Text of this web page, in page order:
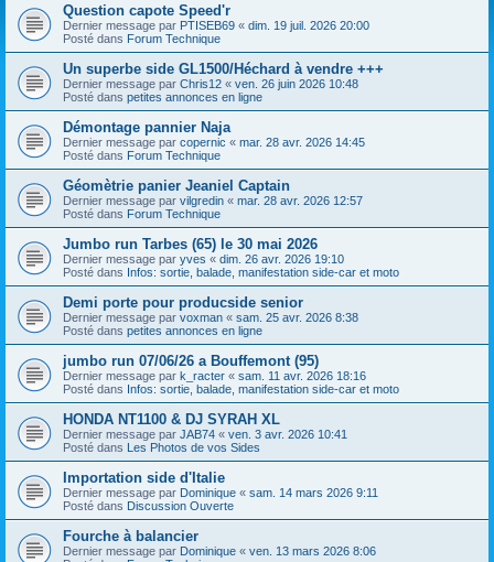
Question capote Speed'r
Dernier message par PTISEB69 « dim. 19 juil. 2026 20:00
Posté dans Forum Technique
Un superbe side GL1500/Héchard à vendre +++
Dernier message par Chris12 « ven. 26 juin 2026 10:48
Posté dans petites annonces en ligne
Démontage pannier Naja
Dernier message par copernic « mar. 28 avr. 2026 14:45
Posté dans Forum Technique
Géomètrie panier Jeaniel Captain
Dernier message par vilgredin « mar. 28 avr. 2026 12:57
Posté dans Forum Technique
Jumbo run Tarbes (65) le 30 mai 2026
Dernier message par yves « dim. 26 avr. 2026 19:10
Posté dans Infos: sortie, balade, manifestation side-car et moto
Demi porte pour producside senior
Dernier message par voxman « sam. 25 avr. 2026 8:38
Posté dans petites annonces en ligne
jumbo run 07/06/26 a Bouffemont (95)
Dernier message par k_racter « sam. 11 avr. 2026 18:16
Posté dans Infos: sortie, balade, manifestation side-car et moto
HONDA NT1100 & DJ SYRAH XL
Dernier message par JAB74 « ven. 3 avr. 2026 10:41
Posté dans Les Photos de vos Sides
Importation side d'Italie
Dernier message par Dominique « sam. 14 mars 2026 9:11
Posté dans Discussion Ouverte
Fourche à balancier
Dernier message par Dominique « ven. 13 mars 2026 8:06